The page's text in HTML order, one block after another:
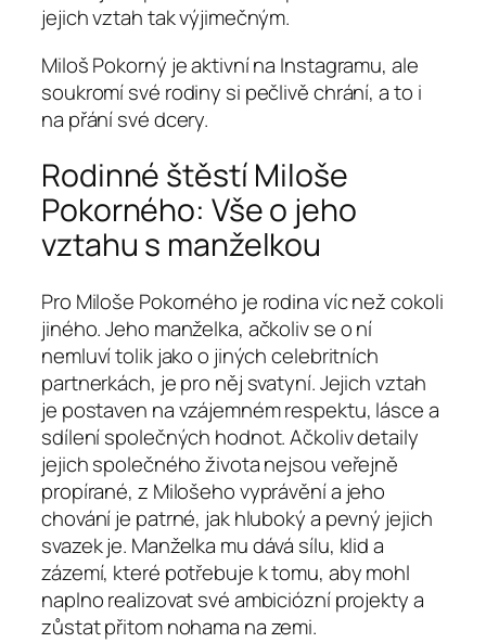
jejich vztah tak výjimečným.
Miloš Pokorný je aktivní na Instagramu, ale
soukromí své rodiny si pečlivě chrání, a to i
na přání své dcery.
Rodinné štěstí Miloše
Pokorného: Vše o jeho
vztahu s manželkou
Pro Miloše Pokorného je rodina víc než cokoli
jiného. Jeho manželka, ačkoliv se o ní
nemluví tolik jako o jiných celebritních
partnerkách, je pro něj svatyní. Jejich vztah
je postaven na vzájemném respektu, lásce a
sdílení společných hodnot. Ačkoliv detaily
jejich společného života nejsou veřejně
propírané, z Milošeho vyprávění a jeho
chování je patrné, jak hluboký a pevný jejich
svazek je. Manželka mu dává sílu, klid a
zázemí, které potřebuje k tomu, aby mohl
naplno realizovat své ambiciózní projekty a
zůstat přitom nohama na zemi.